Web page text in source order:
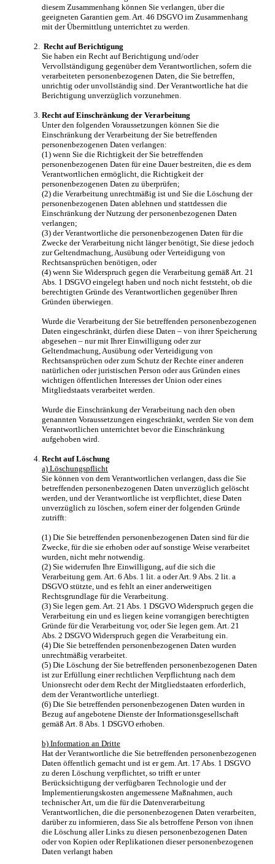
diesem Zusammenhang können Sie verlangen, über die
geeigneten Garantien gem. Art. 46 DSGVO im Zusammenhang
mit der Übermittlung unterrichtet zu werden.
Recht auf Berichtigung
Sie haben ein Recht auf Berichtigung und/oder
Vervollständigung gegenüber dem Verantwortlichen, sofern die
verarbeiteten personenbezogenen Daten, die Sie betreffen,
unrichtig oder unvollständig sind. Der Verantwortliche hat die
Berichtigung unverzüglich vorzunehmen.
Recht auf Einschränkung der Verarbeitung
Unter den folgenden Voraussetzungen können Sie die
Einschränkung der Verarbeitung der Sie betreffenden
personenbezogenen Daten verlangen:
(1) wenn Sie die Richtigkeit der Sie betreffenden
personenbezogenen Daten für eine Dauer bestreiten, die es dem
Verantwortlichen ermöglicht, die Richtigkeit der
personenbezogenen Daten zu überprüfen;
(2) die Verarbeitung unrechtmäßig ist und Sie die Löschung der
personenbezogenen Daten ablehnen und stattdessen die
Einschränkung der Nutzung der personenbezogenen Daten
verlangen;
(3) der Verantwortliche die personenbezogenen Daten für die
Zwecke der Verarbeitung nicht länger benötigt, Sie diese jedoch
zur Geltendmachung, Ausübung oder Verteidigung von
Rechtsansprüchen benötigen, oder
(4) wenn Sie Widerspruch gegen die Verarbeitung gemäß Art. 21
Abs. 1 DSGVO eingelegt haben und noch nicht feststeht, ob die
berechtigten Gründe des Verantwortlichen gegenüber Ihren
Gründen überwiegen.
Wurde die Verarbeitung der Sie betreffenden personenbezogenen
Daten eingeschränkt, dürfen diese Daten – von ihrer Speicherung
abgesehen – nur mit Ihrer Einwilligung oder zur
Geltendmachung, Ausübung oder Verteidigung von
Rechtsansprüchen oder zum Schutz der Rechte einer anderen
natürlichen oder juristischen Person oder aus Gründen eines
wichtigen öffentlichen Interesses der Union oder eines
Mitgliedstaats verarbeitet werden.
Wurde die Einschränkung der Verarbeitung nach den oben
genannten Voraussetzungen eingeschränkt, werden Sie von dem
Verantwortlichen unterrichtet bevor die Einschränkung
aufgehoben wird.
Recht auf Löschung
a) Löschungspflicht
Sie können von dem Verantwortlichen verlangen, dass die Sie
betreffenden personenbezogenen Daten unverzüglich gelöscht
werden, und der Verantwortliche ist verpflichtet, diese Daten
unverzüglich zu löschen, sofern einer der folgenden Gründe
zutrifft:
(1) Die Sie betreffenden personenbezogenen Daten sind für die
Zwecke, für die sie erhoben oder auf sonstige Weise verarbeitet
wurden, nicht mehr notwendig.
(2) Sie widerrufen Ihre Einwilligung, auf die sich die
Verarbeitung gem. Art. 6 Abs. 1 lit. a oder Art. 9 Abs. 2 lit. a
DSGVO stützte, und es fehlt an einer anderweitigen
Rechtsgrundlage für die Verarbeitung.
(3) Sie legen gem. Art. 21 Abs. 1 DSGVO Widerspruch gegen die
Verarbeitung ein und es liegen keine vorrangigen berechtigten
Gründe für die Verarbeitung vor, oder Sie legen gem. Art. 21
Abs. 2 DSGVO Widerspruch gegen die Verarbeitung ein.
(4) Die Sie betreffenden personenbezogenen Daten wurden
unrechtmäßig verarbeitet.
(5) Die Löschung der Sie betreffenden personenbezogenen Daten
ist zur Erfüllung einer rechtlichen Verpflichtung nach dem
Unionsrecht oder dem Recht der Mitgliedstaaten erforderlich,
dem der Verantwortliche unterliegt.
(6) Die Sie betreffenden personenbezogenen Daten wurden in
Bezug auf angebotene Dienste der Informationsgesellschaft
gemäß Art. 8 Abs. 1 DSGVO erhoben.
b) Information an Dritte
Hat der Verantwortliche die Sie betreffenden personenbezogenen
Daten öffentlich gemacht und ist er gem. Art. 17 Abs. 1 DSGVO
zu deren Löschung verpflichtet, so trifft er unter
Berücksichtigung der verfügbaren Technologie und der
Implementierungskosten angemessene Maßnahmen, auch
technischer Art, um die für die Datenverarbeitung
Verantwortlichen, die die personenbezogenen Daten verarbeiten,
darüber zu informieren, dass Sie als betroffene Person von ihnen
die Löschung aller Links zu diesen personenbezogenen Daten
oder von Kopien oder Replikationen dieser personenbezogenen
Daten verlangt haben